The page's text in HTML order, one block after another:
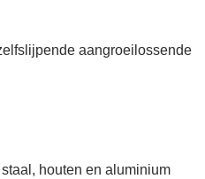
aangroeilossende
houten en aluminium